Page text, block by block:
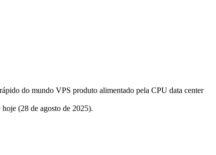
do mundo VPS produto alimentado pela CPU data center
(28 de agosto de 2025).